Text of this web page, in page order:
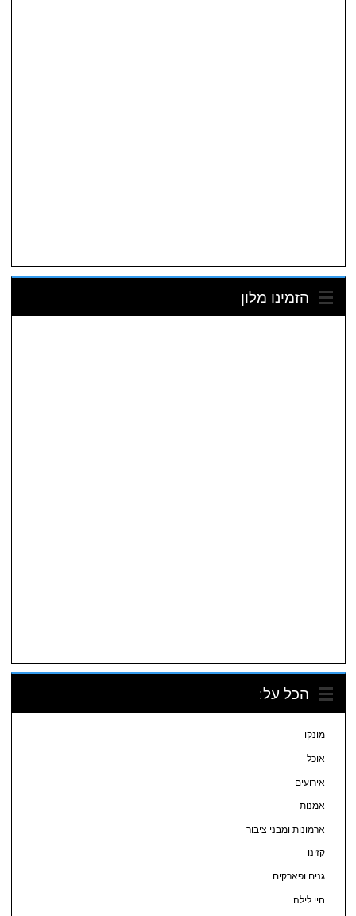
הזמינו מלון
הכל על:
מונקו
אוכל
אירועים
אמנות
ארמונות ומבני ציבור
קזינו
גנים ופארקים
חיי לילה